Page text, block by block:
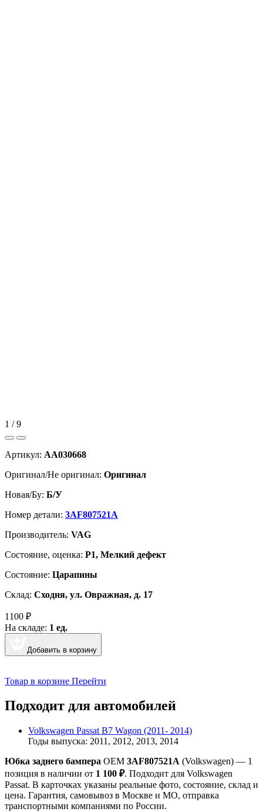
1 / 9
Артикул: AA030668
Оригинал/Не оригинал: Оригинал
Новая/Бу: Б/У
Номер детали: 3AF807521A
Производитель: VAG
Cостояние, оценка: Р1, Мелкий дефект
Состояние: Царапины
Склад: Сходня, ул. Овражная, д. 17
1100 ₽
На складе: 1 ед.
Добавить в корзину
Товар в корзине Перейти
Подходит для автомобилей
Volkswagen Passat B7 Wagon (2011- 2014)
Годы выпуска: 2011, 2012, 2013, 2014
Юбка заднего бампера OEM 3AF807521A (Volkswagen) — 1
позиция в наличии от 1 100 ₽. Подходит для Volkswagen
Passat. В карточках указаны реальные фото, состояние, склад и
цена. Гарантия, самовывоз в Москве и МО, отправка
транспортными компаниями по России.